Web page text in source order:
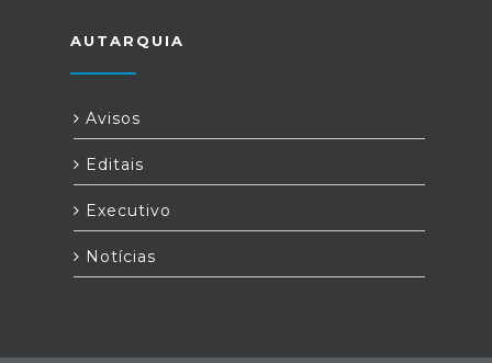
AUTARQUIA
Avisos
Editais
Executivo
Notícias